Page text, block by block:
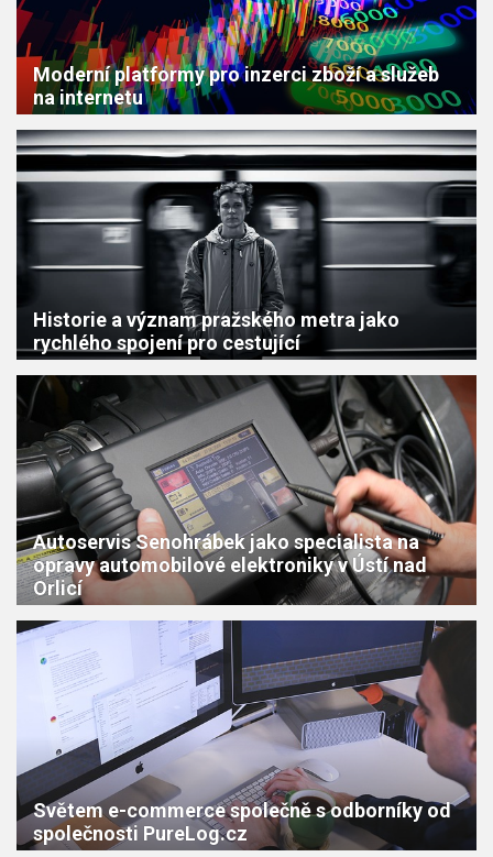
Moderní platformy pro inzerci zboží a služeb
na internetu
Historie a význam pražského metra jako
rychlého spojení pro cestující
Autoservis Senohrábek jako specialista na
opravy automobilové elektroniky v Ústí nad
Orlicí
Světem e-commerce společně s odborníky od
společnosti PureLog.cz